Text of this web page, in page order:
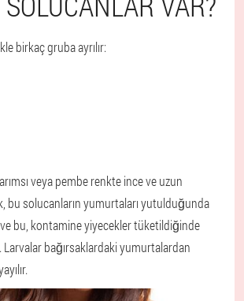
birkaç gruba ayrılır:
veya pembe renkte ince ve uzun
bu solucanların yumurtaları yutulduğunda
bu, kontamine yiyecekler tüketildiğinde
Larvalar bağırsaklardaki yumurtalardan